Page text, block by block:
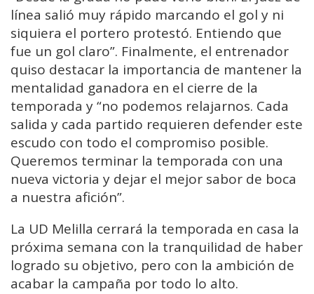
línea salió muy rápido marcando el gol y ni
siquiera el portero protestó. Entiendo que
fue un gol claro”. Finalmente, el entrenador
quiso destacar la importancia de mantener la
mentalidad ganadora en el cierre de la
temporada y “no podemos relajarnos. Cada
salida y cada partido requieren defender este
escudo con todo el compromiso posible.
Queremos terminar la temporada con una
nueva victoria y dejar el mejor sabor de boca
a nuestra afición”.
La UD Melilla cerrará la temporada en casa la
próxima semana con la tranquilidad de haber
logrado su objetivo, pero con la ambición de
acabar la campaña por todo lo alto.